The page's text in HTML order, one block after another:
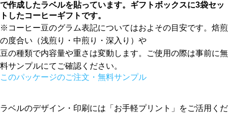
で作成したラベルを貼っています。ギフトボックスに3袋セッ
トしたコーヒーギフトです。
※コーヒー豆のグラム表記についてはおよその目安です。焙煎
の度合い（浅煎り・中煎り・深入り）や
豆の種類で内容量や重さは変動します。ご使用の際は事前に無
料サンプルにてご確認ください。
このパッケージのご注文・無料サンプル
ラベルのデザイン・印刷には「お手軽プリント」をご活用くだ